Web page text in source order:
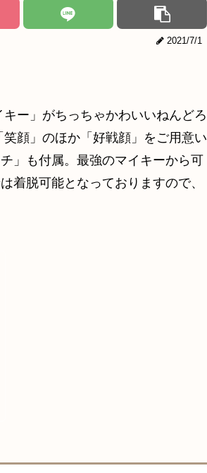
2021/7/1
ー」がちっちゃかわいいねんどろ
顔」のほか「好戦顔」をご用意い
」も付属。最強のマイキーから可
着脱可能となっておりますので、